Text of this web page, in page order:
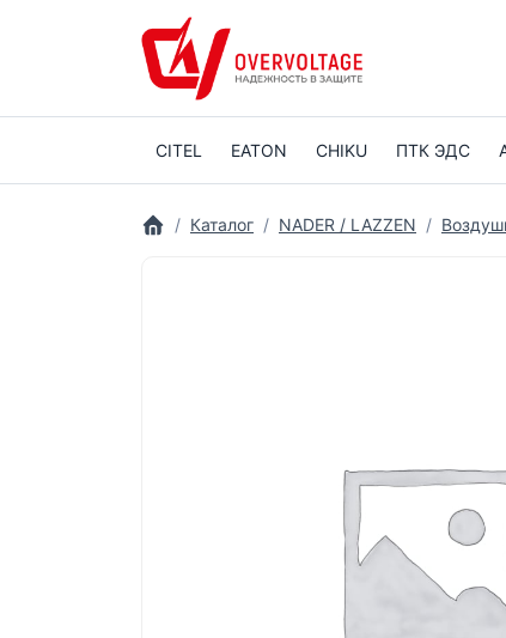
CITEL EATON CHIKU ПТК ЭДС
Каталог NADER / LAZZEN